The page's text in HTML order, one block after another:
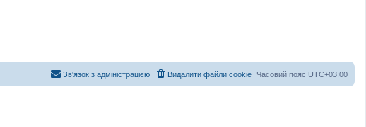
Часовий пояс UTC+03:00
Видалити файли cookie
Зв'язок з адміністрацією